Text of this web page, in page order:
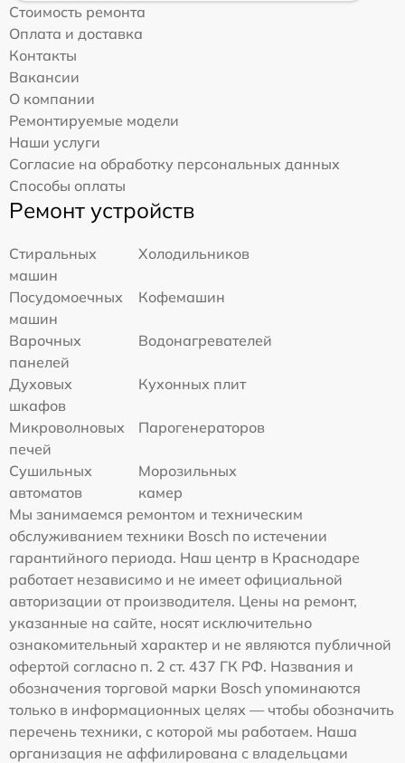
Стоимость ремонта
Оплата и доставка
Контакты
Вакансии
О компании
Ремонтируемые модели
Наши услуги
Согласие на обработку персональных данных
Способы оплаты
Ремонт устройств
Стиральных
машин
Холодильников
Посудомоечных
машин
Кофемашин
Варочных
панелей
Водонагревателей
Духовых
шкафов
Кухонных плит
Микроволновых
печей
Парогенераторов
Сушильных
автоматов
Морозильных
камер
Мы занимаемся ремонтом и техническим
обслуживанием техники Bosch по истечении
гарантийного периода. Наш центр в Краснодаре
работает независимо и не имеет официальной
авторизации от производителя. Цены на ремонт,
указанные на сайте, носят исключительно
ознакомительный характер и не являются публичной
офертой согласно п. 2 ст. 437 ГК РФ. Названия и
обозначения торговой марки Bosch упоминаются
только в информационных целях — чтобы обозначить
перечень техники, с которой мы работаем. Наша
организация не аффилирована с владельцами